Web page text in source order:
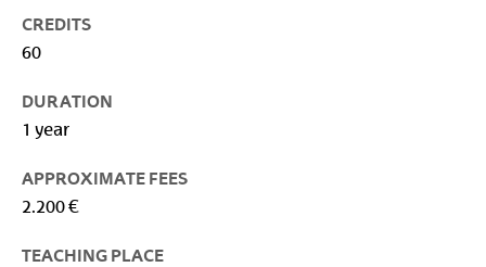
CREDITS
60
DURATION
1 year
APPROXIMATE FEES
2.200 €
TEACHING PLACE